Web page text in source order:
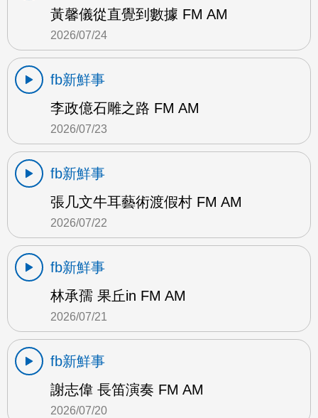
黃馨儀從直覺到數據 FM AM
2026/07/24
fb新鮮事
李政億石雕之路 FM AM
2026/07/23
fb新鮮事
張几文牛耳藝術渡假村 FM AM
2026/07/22
fb新鮮事
林承孺 果丘in FM AM
2026/07/21
fb新鮮事
謝志偉 長笛演奏 FM AM
2026/07/20